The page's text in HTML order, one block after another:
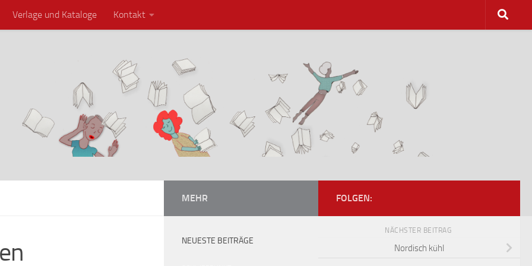
Verlage und Kataloge Kontakt
FOLGEN:
NÄCHSTER BEITRAG
Nordisch kühl
MEHR
NEUESTE BEITRÄGE